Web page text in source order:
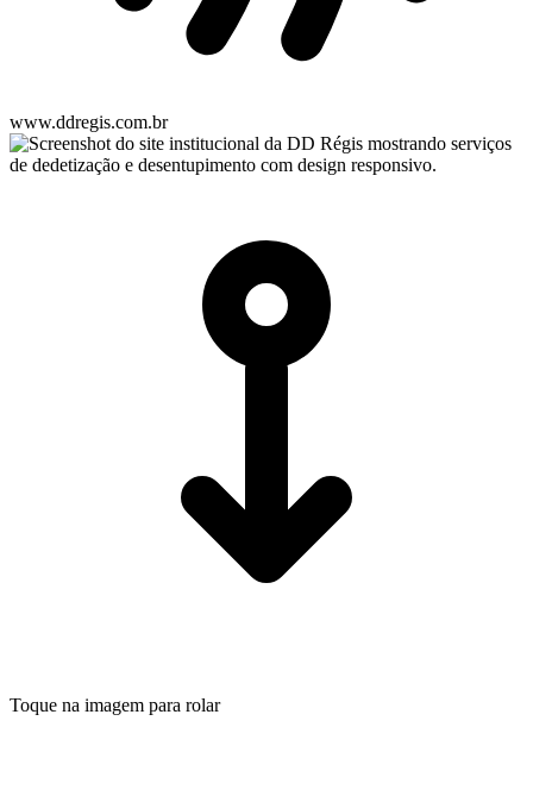
www.ddregis.com.br
Toque na imagem para rolar